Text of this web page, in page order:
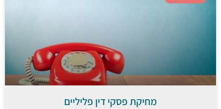
מחיקת פסקי דין פליליים